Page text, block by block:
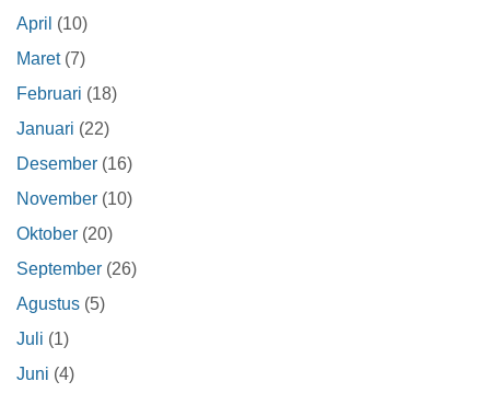
April (10)
Maret(7)
Februari (18)
Januari (22)
Desember (16)
November (10)
Oktober (20)
September (26)
Agustus (5)
Juli (1)
Juni (4)